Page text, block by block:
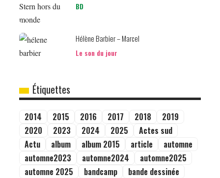
BD
Hélène Barbier – Marcel
Le son du jour
Étiquettes
2014 2015 2016 2017 2018
2019
2020
2023 2024 2025
Actes sud
Actu
album album 2015 article
automne
automne2023
automne2024
automne2025
automne 2025
bandcamp
bande dessinée